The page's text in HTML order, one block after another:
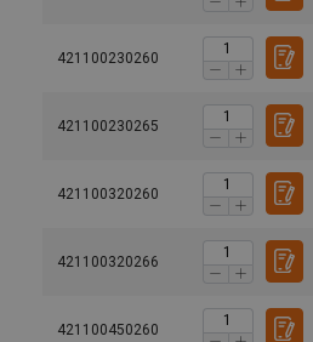
421100230260
421100230265
421100320260
421100320266
421100450260